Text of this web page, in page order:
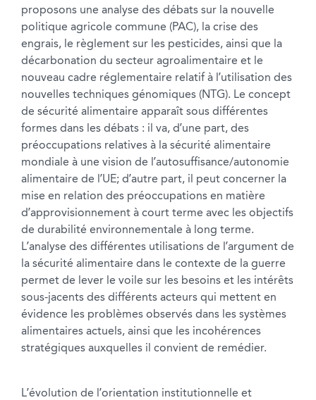
proposons une analyse des débats sur la nouvelle
politique agricole commune (PAC), la crise des
engrais, le règlement sur les pesticides, ainsi que la
décarbonation du secteur agroalimentaire et le
nouveau cadre réglementaire relatif à l’utilisation des
nouvelles techniques génomiques (NTG). Le concept
de sécurité alimentaire apparaît sous différentes
formes dans les débats : il va, d’une part, des
préoccupations relatives à la sécurité alimentaire
mondiale à une vision de l’autosuffisance/autonomie
alimentaire de l’UE; d’autre part, il peut concerner la
mise en relation des préoccupations en matière
d’approvisionnement à court terme avec les objectifs
de durabilité environnementale à long terme.
L’analyse des différentes utilisations de l’argument de
la sécurité alimentaire dans le contexte de la guerre
permet de lever le voile sur les besoins et les intérêts
sous-jacents des différents acteurs qui mettent en
évidence les problèmes observés dans les systèmes
alimentaires actuels, ainsi que les incohérences
stratégiques auxquelles il convient de remédier.
L’évolution de l’orientation institutionnelle et